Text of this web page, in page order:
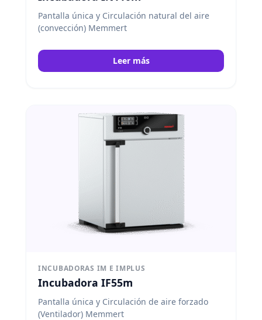
Pantalla única y Circulación natural del aire
(convección) Memmert
Leer más
INCUBADORAS IM E IMPLUS
Incubadora IF55m
Pantalla única y Circulación de aire forzado
(Ventilador) Memmert